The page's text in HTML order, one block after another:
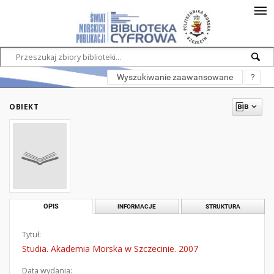
Wyszukiwanie zaawansowane ?
OBIEKT
OPIS INFORMACJE STRUKTURA
Tytuł:
Studia. Akademia Morska w Szczecinie. 2007
Data wydania: